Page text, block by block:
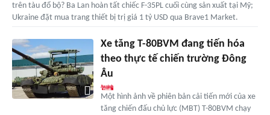
trên tàu đổ bộ? Ba Lan hoàn tất chiếc F-35PL cuối cùng sản xuất tại Mỹ;
Ukraine đặt mua trang thiết bị trị giá 1 tỷ USD qua Brave1 Market.
Xe tăng T-80BVM đang tiến hóa
theo thực tế chiến trường Đông
Âu
Một hình ảnh về phiên bản cải tiến mới của xe
tăng chiến đấu chủ lực (MBT) T-80BVM chạy